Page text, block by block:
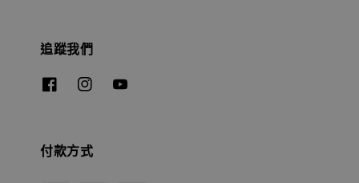
追蹤我們
付款方式